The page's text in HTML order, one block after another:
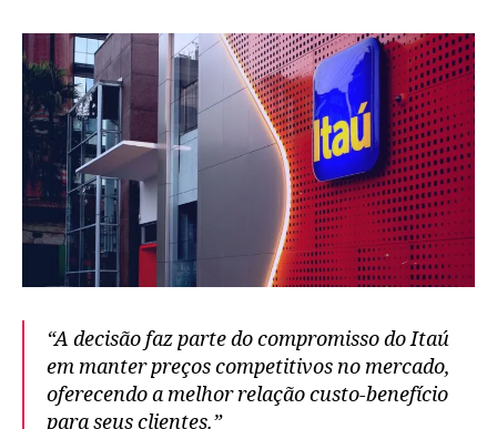
“A decisão faz parte do compromisso do Itaú
em manter preços competitivos no mercado,
oferecendo a melhor relação custo-benefício
para seus clientes.”